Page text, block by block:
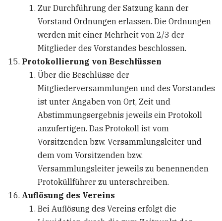
Zur Durchführung der Satzung kann der
Vorstand Ordnungen erlassen. Die Ordnungen
werden mit einer Mehrheit von 2/3 der
Mitglieder des Vorstandes beschlossen.
Protokollierung von Beschlüssen
Über die Beschlüsse der
Mitgliederversammlungen und des Vorstandes
ist unter Angaben von Ort, Zeit und
Abstimmungsergebnis jeweils ein Protokoll
anzufertigen. Das Protokoll ist vom
Vorsitzenden bzw. Versammlungsleiter und
dem vom Vorsitzenden bzw.
Versammlungsleiter jeweils zu benennenden
Protoküllführer zu unterschreiben.
Auflösung des Vereins
Bei Auflösung des Vereins erfolgt die